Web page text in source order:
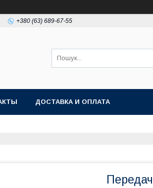
+380 (63) 689-67-55
ДОСТАВКА И ОПЛАТА